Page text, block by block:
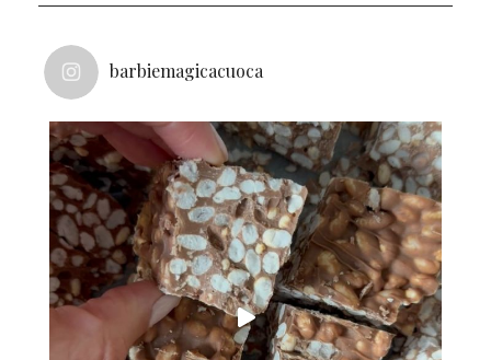
barbiemagicacuoca